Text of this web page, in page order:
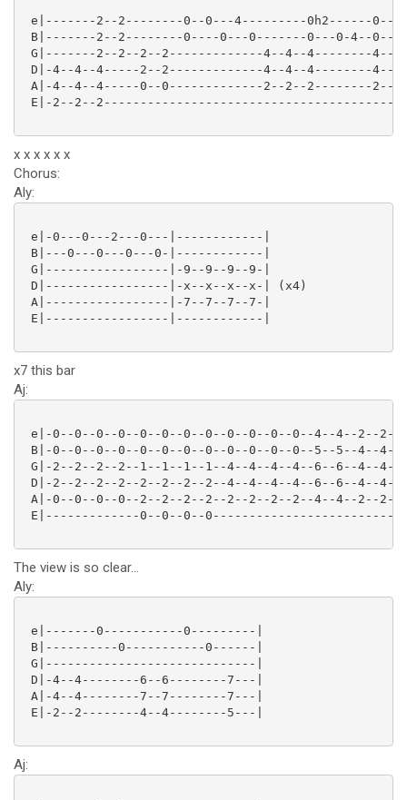
e|-------2--2--------0--0---4---------0h2------0--
B|-------2--2--------0----0---0-------0---0-4--0--
G|-------2--2--2--2-------------4--4--4--------4--
D|-4--4--4-----2--2-------------4--4--4--------4--
A|-4--4--4-----0--0-------------2--2--2--------2--
E|-2--2--
x x x x x x
Chorus:
Aly:
e|-0---0---2---0---|------------|
B|---0---0---0---0-|------------|
G|-----------------|-9--9--9--9-|
D|-----------------|-x--x--x--x-| (x4)
A|-----------------|-7--7--7--7-|
E|-----------------|------------|
x7 this bar
Aj:
e|-0--0--0--0--0--0--0--0--0--0--0--0--4--4--2--2-|
B|-0--0--0--0--0--0--0--0--0--0--0--0--5--5--4--4-|
G|-2--2--2--2--1--1--1--1--4--4--4--4--6--6--4--4-|
D|-2--2--2--2--2--2--2--2--4--4--4--4--6--6--4--4-|
A|-0--0--0--0--2--2--2--2--2--2--2--2--4--4--2--2-|
E|-------------0--0--0--0-------------------------|
The view is so clear...
Aly:
e|-------0-----------0---------|
B|----------0-----------0------|
G|-----------------------------|
D|-4--4--------6--6--------7---|
A|-4--4--------7--7--------7---|
E|-2--2--------4--4--------5---|
Aj: